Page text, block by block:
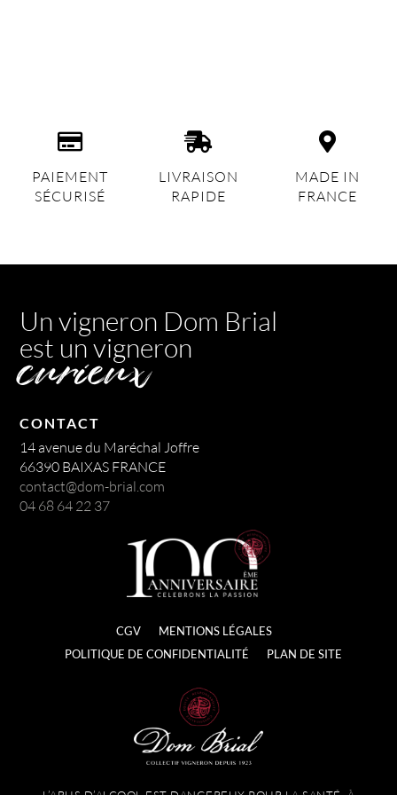
PAIEMENT
SÉCURISÉ
LIVRAISON
RAPIDE
MADE IN
FRANCE
Un vigneron Dom Brial
est un vigneron
curieux
CONTACT
14 avenue du Maréchal Joffre
66390 BAIXAS FRANCE
contact@dom-brial.com
04 68 64 22 37
CGV
MENTIONS LÉGALES
POLITIQUE DE CONFIDENTIALITÉ
PLAN DE SITE